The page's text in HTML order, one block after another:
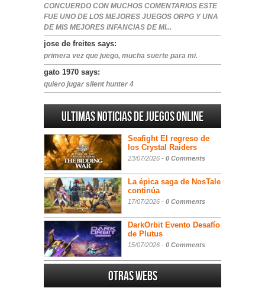
CONCUERDO CON MUCHOS COMENTARIOS ESTE
FUE UNO DE LOS MEJORES JUEGOS ORPG Y UNA
DE MIS MEJORES INFANCIAS DE MI...
jose de freites says:
primera vez que juego, mucha suerte para mi.
gato 1970 says:
quiero jugar silent hunter 4
Ultimas noticias de juegos online
Seafight El regreso de
los Crystal Raiders
23/07/2026 - 0 Comments
La épica saga de NosTale
continúa
17/07/2026 - 0 Comments
DarkOrbit Evento Desafío
de Plutus
15/07/2026 - 0 Comments
Otras webs